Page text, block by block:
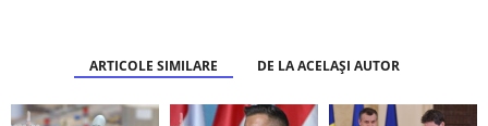
ARTICOLE SIMILARE DE LA ACELAȘI AUTOR